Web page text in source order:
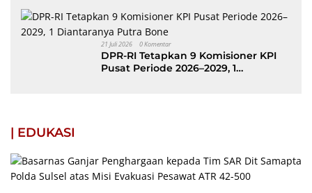
di Patimpeng
21 Juli 2026 0 Komentar
DPR-RI Tetapkan 9 Komisioner KPI
Pusat Periode 2026–2029, 1
| EDUKASI